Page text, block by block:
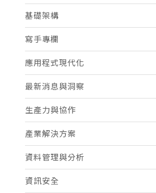
基礎架構
寫手專欄
應用程式現代化
最新消息與洞察
生產力與協作
產業解決方案
資料管理與分析
資訊安全